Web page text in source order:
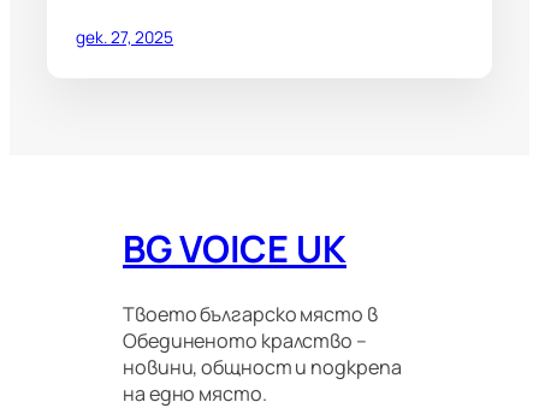
дек. 27, 2025
BG VOICE UK
Твоето българско място в
Обединеното кралство –
новини, общност и подкрепа
на едно място.